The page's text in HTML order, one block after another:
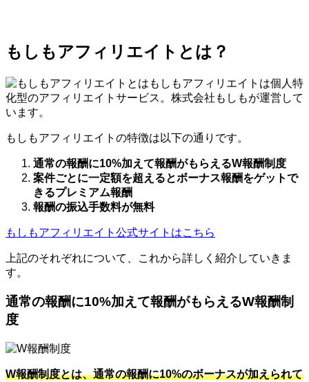
もしもアフィリエイトとは？
もしもアフィリエイトは個人特
化型のアフィリエイトサービス。株式会社もしもが運営して
います。
もしもアフィリエイトの特徴は以下の通りです。
通常の報酬に10%加えて報酬がもらえるW報酬制度
案件ごとに一定額を超えるとボーナス報酬をゲットで
きるプレミアム報酬
報酬の振込手数料が無料
もしもアフィリエイト公式サイトはこちら
上記のそれぞれについて、これから詳しく紹介していきま
す。
通常の報酬に10%加えて報酬がもらえるW報酬制
度
W報酬制度とは、通常の報酬に10%のボーナスが加えられて